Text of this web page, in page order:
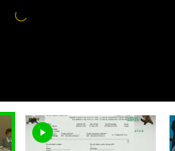
Видео
проигрыватель